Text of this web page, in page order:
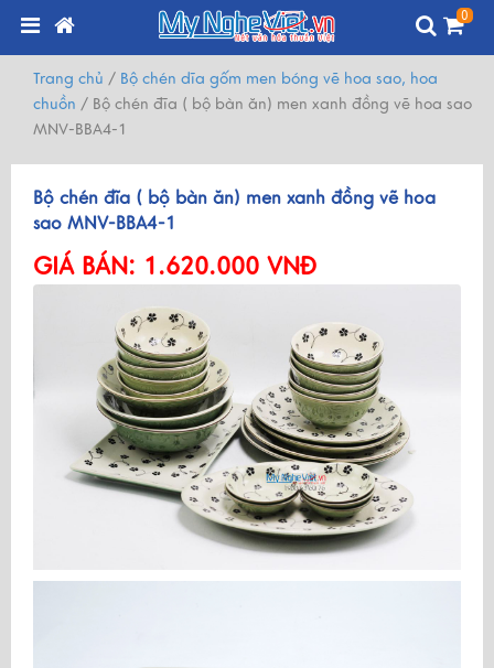
0
Trang chủ / Bộ chén dĩa gốm men bóng vẽ hoa sao, hoa
chuồn / Bộ chén đĩa ( bộ bàn ăn) men xanh đồng vẽ hoa sao
MNV-BBA4-1
Bộ chén đĩa ( bộ bàn ăn) men xanh đồng vẽ hoa
sao MNV-BBA4-1
GIÁ BÁN: 1.620.000 VNĐ